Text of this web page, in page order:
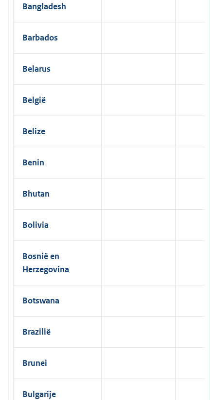
Bangladesh
Barbados
Belarus
België
Belize
Benin
Bhutan
Bolivia
Bosnië en
Herzegovina
Botswana
Brazilië
Brunei
Bulgarije